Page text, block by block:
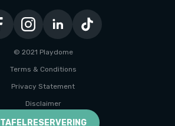
© 2021 Playdome
Terms & Conditions
Privacy Statement
Disclaimer
Ontwikkeld door Every Day
TAFELRESERVERING